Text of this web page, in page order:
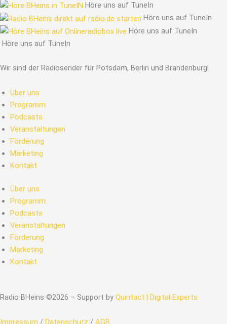
Höre uns auf TuneIn
Höre uns auf TuneIn
Höre uns auf TuneIn
Höre uns auf TuneIn
Wir sind der Radiosender für Potsdam, Berlin und Brandenburg!
Über uns
Programm
Podcasts
Veranstaltungen
Förderung
Marketing
Kontakt
Über uns
Programm
Podcasts
Veranstaltungen
Förderung
Marketing
Kontakt
Radio BHeins ©2026 – Support by Quintact | Digital Experts